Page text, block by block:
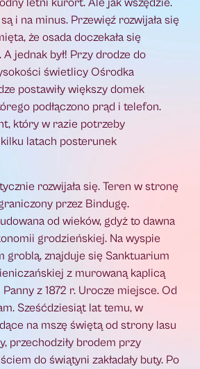
letni kurort. Ale jak wszędzie.
i na minus. Przewięź rozwijała się
że osada doczekała się
jednak był! Przy drodze do
świetlicy Ośrodka
postawiły większy domek
podłączono prąd i telefon.
który w razie potrzeby
latach posterunek
rozwijała się. Teren w stronę
przez Bindugę.
od wieków, gdyż to dawna
grodzieńskiej. Na wyspie
groblą, znajduje się Sanktuarium
z murowaną kaplicą
z 1872 r. Urocze miejsce. Od
Sześćdziesiąt lat temu, w
na mszę świętą od strony lasu
przechodziły brodem przy
do świątyni zakładały buty. Po